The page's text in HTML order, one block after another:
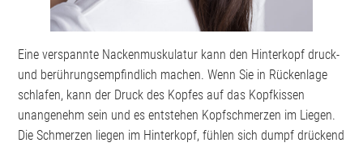
Eine verspannte Nackenmuskulatur kann den Hinterkopf druck-
und berührungsempfindlich machen. Wenn Sie in Rückenlage
schlafen, kann der Druck des Kopfes auf das Kopfkissen
unangenehm sein und es entstehen Kopfschmerzen im Liegen.
Die Schmerzen liegen im Hinterkopf, fühlen sich dumpf drückend